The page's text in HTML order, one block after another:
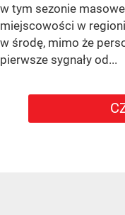
w tym sezonie
miejscowości w
w środę, mimo że
pierwsze sygnały od...